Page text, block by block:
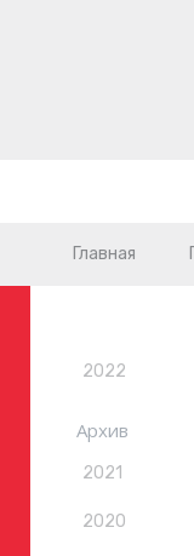
Главная
2022
Архив
2021
2020